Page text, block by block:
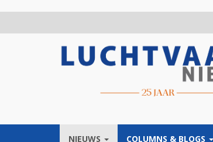
NIEUWS COLUMNS & BLOGS